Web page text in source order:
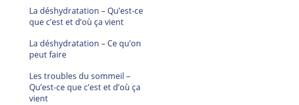
La déshydratation – Qu’est-ce
que c’est et d’où ça vient
La déshydratation – Ce qu’on
peut faire
Les troubles du sommeil –
Qu’est-ce que c’est et d’où ça
vient